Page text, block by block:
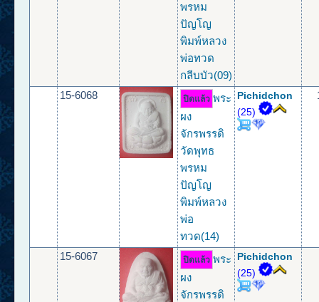
พรหม
ปัญโญ
พิมพ์หลวง
พ่อทวด
กลีบบัว(09)
15-6068 ปิดแล้ว พระ
ผง
จักรพรรดิ
วัดพุทธ
พรหม
ปัญโญ
พิมพ์หลวง
พ่อ
ทวด(14)
Pichidchon
(25)
15-6067 ปิดแล้ว พระ
ผง
จักรพรรดิ
Pichidchon
(25)